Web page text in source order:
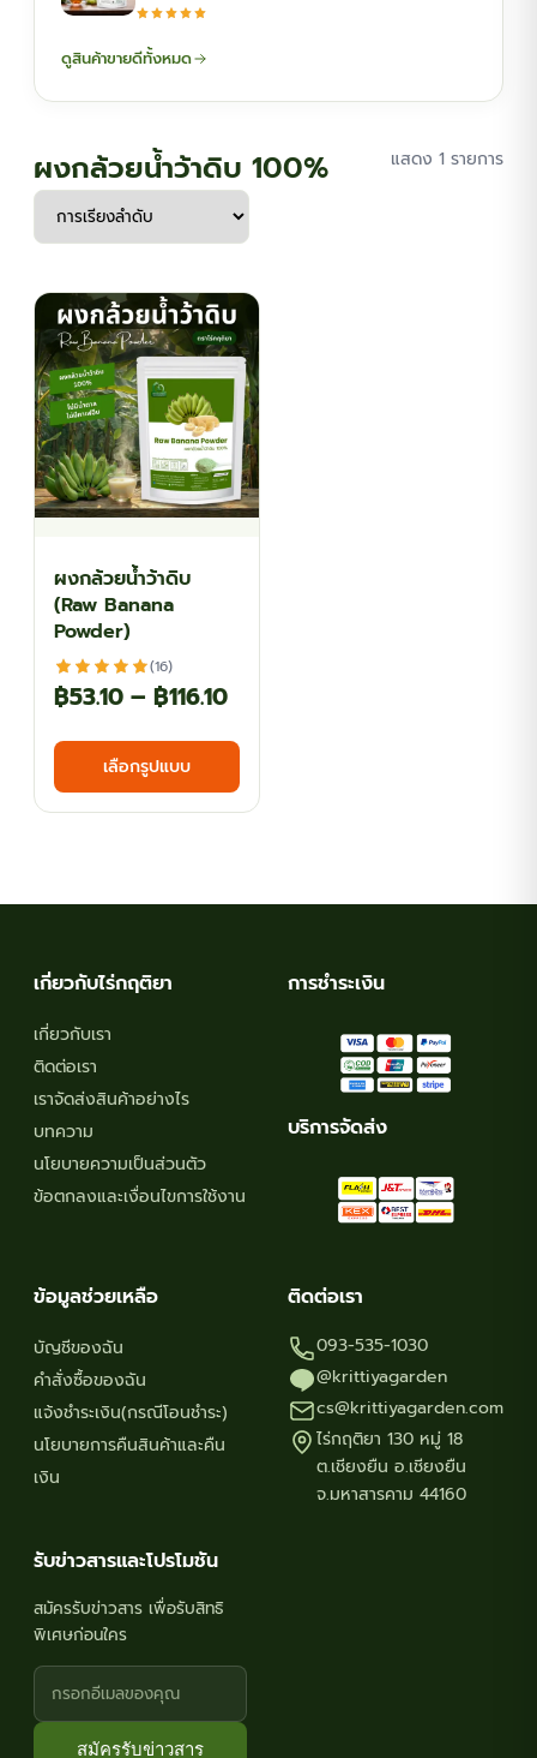
ดูสินค้าขายดีทั้งหมด
ผงกล้วยน้ำว้าดิบ 100% แสดง 1 รายการ
ผงกล้วยน้ำว้าดิบ
(Raw Banana
Powder)
(16)
฿53.10 – ฿116.10Price
range:
through
เลือกรูปแบบ
This
has
The
product
เกี่ยวกับไร่กฤติยา
เกี่ยวกับเรา
ติดต่อเรา
เราจัดส่งสินค้าอย่างไร
บทความ
นโยบายความเป็นส่วนตัว
ข้อตกลงและเงื่อนไขการใช้งาน
การชำระเงิน
บริการจัดส่ง
ข้อมูลช่วยเหลือ
บัญชีของฉัน
คำสั่งซื้อของฉัน
แจ้งชำระเงิน(กรณีโอนชำระ)
นโยบายการคืนสินค้าและคืน
เงิน
ติดต่อเรา
093-535-1030
@krittiyagarden
cs@krittiyagarden.com
ไร่กฤติยา 130 หมู่ 18
ต.เชียงยืน อ.เชียงยืน
จ.มหาสารคาม 44160
รับข่าวสารและโปรโมชัน
สมัครรับข่าวสาร เพื่อรับสิทธิ
พิเศษก่อนใคร
สมัครรับข่าวสาร